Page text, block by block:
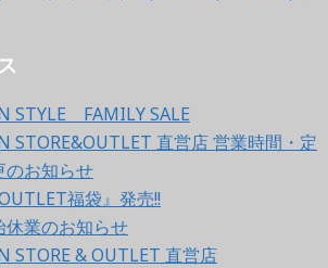
STYLE FAMILY SALE
STORE&OUTLET 直営店 営業時間・定
のお知らせ
福袋』発売!!
休業のお知らせ
STORE & OUTLET 直営店